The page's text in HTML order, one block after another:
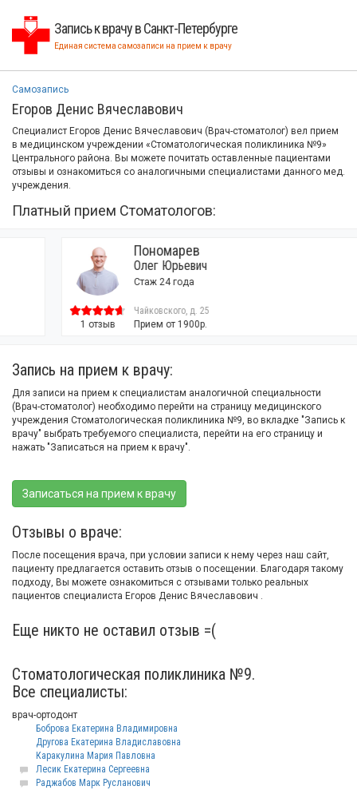
Запись к врачу в Санкт-Петербурге
Единая система самозаписи на прием к врачу
Самозапись
Егоров Денис Вячеславович
Специалист Егоров Денис Вячеславович (Врач-стоматолог) вел прием
в медицинском учреждении «Стоматологическая поликлиника №9»
Центрального района. Вы можете почитать оставленные пациентами
отзывы и ознакомиться со аналогичными специалистами данного мед.
учреждения.
Платный прием Стоматологов:
Пономарев
Олег Юрьевич
Стаж 24 года
Чайковского, д. 25
Прием от 1900р.
Запись на прием к врачу:
Для записи на прием к специалистам аналогичной специальности
(Врач-стоматолог) необходимо перейти на страницу медицинского
учреждения Стоматологическая поликлиника №9, во вкладке "Запись к
врачу" выбрать требуемого специалиста, перейти на его страницу и
нажать "Записаться на прием к врачу".
Записаться на прием к врачу
Отзывы о враче:
После посещения врача, при условии записи к нему через наш сайт,
пациенту предлагается оставить отзыв о посещении. Благодаря такому
подходу, Вы можете ознакомиться с отзывами только реальных
пациентов специалиста Егоров Денис Вячеславович .
Еще никто не оставил отзыв =(
Стоматологическая поликлиника №9.
Все специалисты:
врач-ортодонт
Боброва Екатерина Владимировна
Другова Екатерина Владиславовна
Каракулина Мария Павловна
Лесик Екатерина Сергеевна
Раджабов Марк Русланович